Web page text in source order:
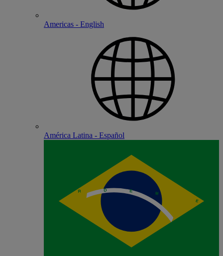
Americas - English
América Latina - Español